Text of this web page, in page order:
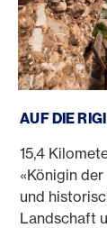
AUF DIE RIGI
15,4
«Königin
und
Landschaft